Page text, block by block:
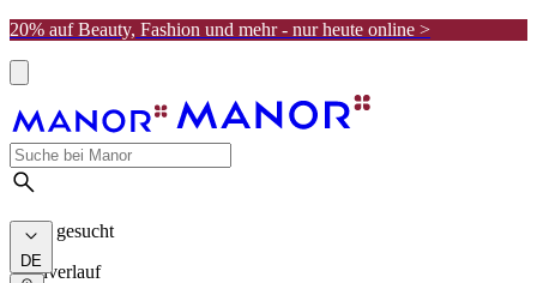
20% auf Beauty, Fashion und mehr - nur heute online >
Meist gesucht
Suchverlauf
DE